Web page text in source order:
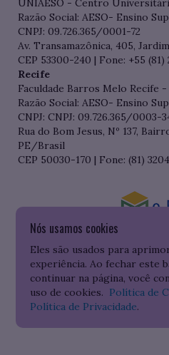
Nós usamos cookies
Eles são usados para
experiência. Ao fechar este
continuar na página, você
uso de cookies. Política de
Política de Privacidade.
UNIAESO - Centro
Razão Social: AESO- Ensino
CNPJ: 09.726.365/0001-72
Av. Transamazônica, 405,
CEP 53300-240 | Fone: +55 (81)
Recife
Faculdade Barros Melo Recife -
Razão Social: AESO- Ensino
CNPJ: CNPJ: 09.726.365/0003-
Rua do Bom Jesus, Nº 137,
PE/Brasil
CEP 50030-170 | Fone: (81)
Consulte o cadastro da